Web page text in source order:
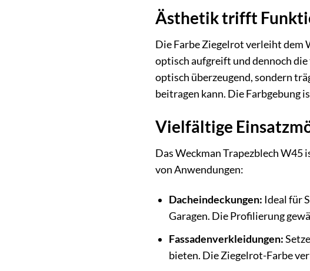
Ästhetik trifft
Die Farbe Ziegelrot verleiht dem
optisch aufgreift und dennoch
optisch überzeugend, sondern
beitragen kann. Die Farbgebung
Vielfältige
Das Weckman Trapezblech
von Anwendungen:
Dacheindeckungen: Ideal für
Garagen. Die Profilierung
Fassadenverkleidungen:
bieten. Die Ziegelrot-Farbe